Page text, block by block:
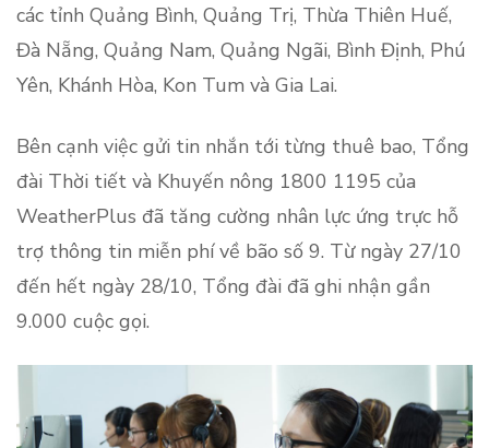
các tỉnh Quảng Bình, Quảng Trị, Thừa Thiên Huế,
Đà Nẵng, Quảng Nam, Quảng Ngãi, Bình Định, Phú
Yên, Khánh Hòa, Kon Tum và Gia Lai.
Bên cạnh việc gửi tin nhắn tới từng thuê bao, Tổng
đài Thời tiết và Khuyến nông 1800 1195 của
WeatherPlus đã tăng cường nhân lực ứng trực hỗ
trợ thông tin miễn phí về bão số 9. Từ ngày 27/10
đến hết ngày 28/10, Tổng đài đã ghi nhận gần
9.000 cuộc gọi.